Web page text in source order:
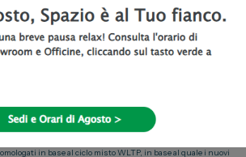
km di 3,07 €) e una Rata Finale Residua (pari al Valore
spese di incasso mensili di 3,5 €. Spese invio
€ /anno. TAN (fisso) 5,99%, TAEG 8,27%. Solo in caso di
veicolo alla scadenza contrattualmente prevista, verrà
km ove il veicolo abbia superato il chilometraggio massimo di
su clientela privata solo per contratti stipulati e
bancaria/assicurativa in concessionaria e sul sito
(Sez. Trasparenza). Messaggio Pubblicitario con finalità
omologati in base al ciclo misto WLTP, in base al quale i nuovi